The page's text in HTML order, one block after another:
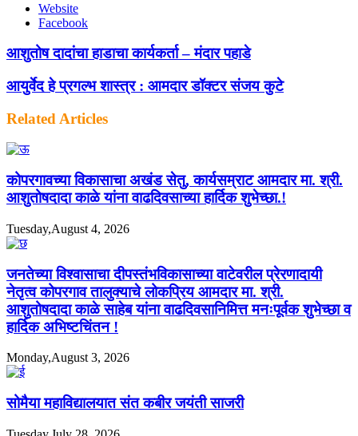
Website
Facebook
आशुतोष दादांचा हाडाचा कार्यकर्ता – मंदार पहाडे
आयुर्वेद हे प्रगल्भ शास्त्र : आमदार डॉक्टर संजय कुटे
Related Articles
कोपरगावच्या विकासाचा अखंड सेतु, कार्यसम्राट आमदार मा. श्री.
आशुतोषदादा काळे यांना वाढदिवसाच्या हार्दिक शुभेच्छा.!
Tuesday,August 4, 2026
जनतेच्या विश्वासाचा दीपस्तंभविकासाच्या वाटेवरील प्रेरणादायी
नेतृत्व कोपरगाव तालुक्याचे लोकप्रिय आमदार मा. श्री.
आशुतोषदादा काळे साहेब यांना वाढदिवसानिमित्त मनःपूर्वक शुभेच्छा व
हार्दिक अभिष्टचिंतन !
Monday,August 3, 2026
सोमैया महाविद्यालयात संत कबीर जयंती साजरी